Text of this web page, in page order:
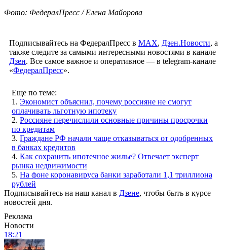
Фото: ФедералПресс / Елена Майорова
Подписывайтесь на ФедералПресс в МАХ, Дзен.Новости, а
также следите за самыми интересными новостями в канале
Дзен. Все самое важное и оперативное — в telegram-канале
«ФедералПресс».
Еще по теме:
1. Экономист объяснил, почему россияне не смогут
оплачивать льготную ипотеку
2. Россияне перечислили основные причины просрочки
по кредитам
3. Граждане РФ начали чаще отказываться от одобренных
в банках кредитов
4. Как сохранить ипотечное жилье? Отвечает эксперт
рынка недвижимости
5. На фоне коронавируса банки заработали 1,1 триллиона
рублей
Подписывайтесь на наш канал в Дзене, чтобы быть в курсе
новостей дня.
Реклама
Новости
18:21